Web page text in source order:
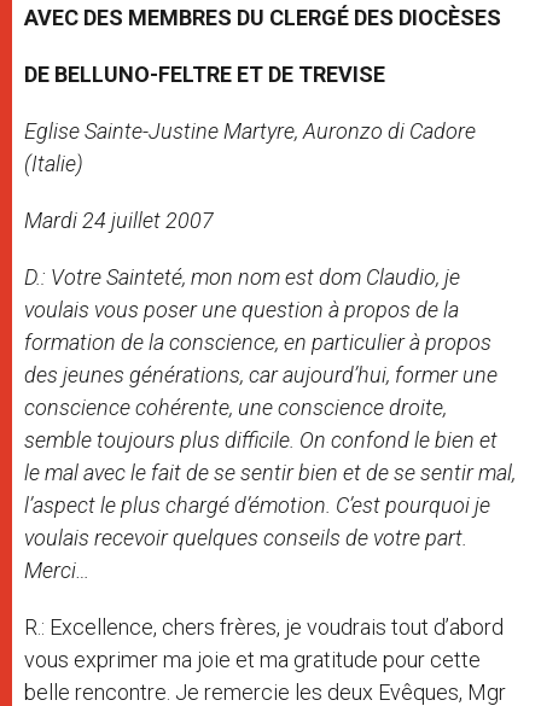
AVEC DES MEMBRES DU CLERGÉ DES DIOCÈSES
DE BELLUNO-FELTRE ET DE TREVISE
Eglise Sainte-Justine Martyre, Auronzo di Cadore
(Italie)
Mardi 24 juillet 2007
D.: Votre Sainteté, mon nom est dom Claudio, je
voulais vous poser une question à propos de la
formation de la conscience, en particulier à propos
des jeunes générations, car aujourd’hui, former une
conscience cohérente, une conscience droite,
semble toujours plus difficile. On confond le bien et
le mal avec le fait de se sentir bien et de se sentir mal,
l’aspect le plus chargé d’émotion. C’est pourquoi je
voulais recevoir quelques conseils de votre part.
Merci…
R.: Excellence, chers frères, je voudrais tout d’abord
vous exprimer ma joie et ma gratitude pour cette
belle rencontre. Je remercie les deux Evêques, Mgr